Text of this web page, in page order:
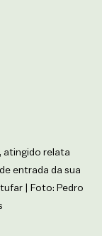
atingido relata
entrada da sua
| Foto: Pedro